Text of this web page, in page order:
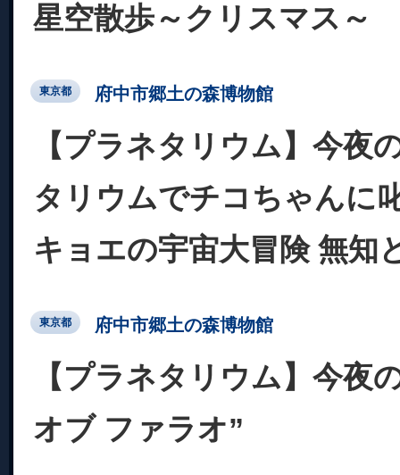
星空散歩～クリスマス～
東京都 府中市郷土の森博物館
【プラネタリウム】今夜
タリウムでチコちゃんに
キョエの宇宙大冒険 無知
東京都 府中市郷土の森博物館
【プラネタリウム】今夜
オブ ファラオ”